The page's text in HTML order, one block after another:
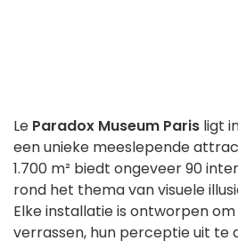
Le Paradox Museum Paris ligt
een unieke meeslepende
1.700 m² biedt ongeveer 90
rond het thema van visuele
Elke installatie is ontworpen
verrassen, hun perceptie uit te